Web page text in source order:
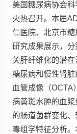
美国糖尿病协会
火热召开。本届
仁医院、北京市
研究成果展示，
关肝纤维化的潜
糖尿病和慢性肾
血管成像（OCTA
病黄斑水肿的血
的肠道菌群变化
毒组学特征分析